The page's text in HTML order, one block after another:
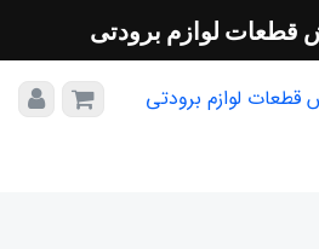
لوازم برودتی
لوازم برودتی